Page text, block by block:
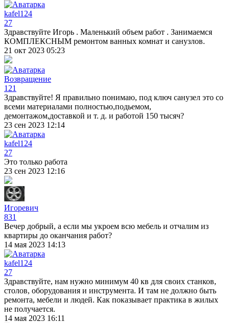
kafel124
27
Здравствуйте Игорь . Маленький объем работ . Занимаемся
КОМПЛЕКСНЫМ ремонтом ванных комнат и санузлов.
21 окт 2023 05:23
Возвращение
121
Здравствуйте! Я правильно понимаю, под ключ санузел это со
всеми материалами полностью,подьемом,
демонтажом,доставкой и т. д. и работой 150 тысяч?
23 сен 2023 12:14
kafel124
27
Это только работа
23 сен 2023 12:16
Игоревич
831
Вечер добрый, а если мы укроем всю мебель и отчалим из
квартиры до оканчания работ?
14 мая 2023 14:13
kafel124
27
Здравствуйте, нам нужно минимум 40 кв для своих станков,
столов, оборудования и инструмента. И там не должно быть
ремонта, мебели и людей. Как показывает практика в жилых
не получается.
14 мая 2023 16:11